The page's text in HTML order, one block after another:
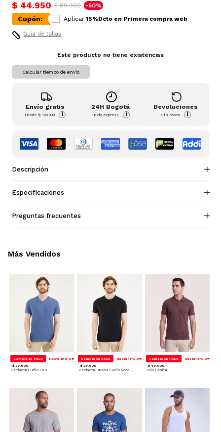
$ 44.950 $ 89.900 -50%
Cupón: Aplicar 15%Dcto en Primera compra web
Guia de tallas
Este producto no tiene existencias
Calcular tiempo de envío
Envío gratis
Desde$ 100.000 i
24H Bogotá
Envío express i
Devoluciones
Sin costo i
Descripción
Especificaciones
Preguntas frecuentes
Compra en PACK Hasta 15% Off
$ 29.900
Camiseta Cuello En V
Compra en PACK Hasta 15% Off
$ 29.900
Camiseta Basica Cuello Redondo
Compra en PACK Hasta 15% Off
$ 49.900
Polo Basica
Más Vendidos